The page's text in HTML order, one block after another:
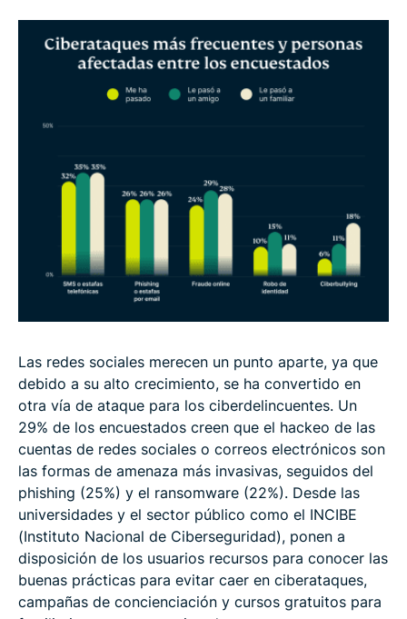
Las redes sociales merecen un punto aparte, ya que
debido a su alto crecimiento, se ha convertido en
otra vía de ataque para los ciberdelincuentes. Un
29% de los encuestados creen que el hackeo de las
cuentas de redes sociales o correos electrónicos son
las formas de amenaza más invasivas, seguidos del
phishing (25%) y el ransomware (22%). Desde las
universidades y el sector público como el INCIBE
(Instituto Nacional de Ciberseguridad), ponen a
disposición de los usuarios recursos para conocer las
buenas prácticas para evitar caer en ciberataques,
campañas de concienciación y cursos gratuitos para